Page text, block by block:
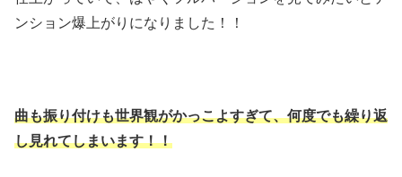
ンション爆上がりになりました！！
曲も振り付けも世界観がかっこよすぎて、何度でも繰り返
し見れてしまいます！！